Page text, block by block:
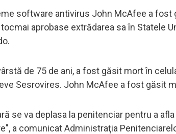
software antivirus John McAfee a fost
aprobase extrădarea sa în Statele
de 75 de ani, a fost găsit mort în
Sesrovires. John McAfee a fost găsit
se va deplasa la penitenciar pentru a
a comunicat Administraţia